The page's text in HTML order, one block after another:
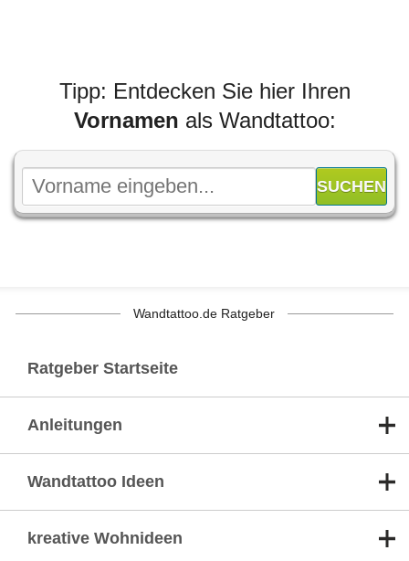
Tipp: Entdecken Sie hier Ihren
Vornamen als Wandtattoo:
Wandtattoo.de Ratgeber
Ratgeber Startseite
Anleitungen
Wandtattoo Ideen
kreative Wohnideen